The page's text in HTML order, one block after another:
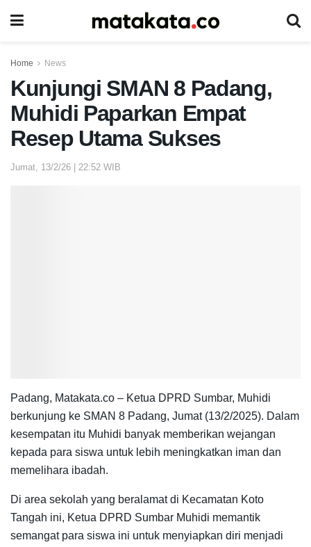
Home News
Kunjungi SMAN 8 Padang,
Muhidi Paparkan Empat
Resep Utama Sukses
Jumat, 13/2/26 | 22:52 WIB
Padang, Matakata.co – Ketua DPRD Sumbar, Muhidi
berkunjung ke SMAN 8 Padang, Jumat (13/2/2025). Dalam
kesempatan itu Muhidi banyak memberikan wejangan
kepada para siswa untuk lebih meningkatkan iman dan
memelihara ibadah.
Di area sekolah yang beralamat di Kecamatan Koto
Tangah ini, Ketua DPRD Sumbar Muhidi memantik
semangat para siswa ini untuk menyiapkan diri menjadi